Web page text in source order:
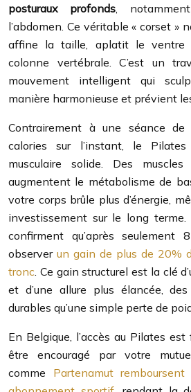
posturaux profonds,
l’abdomen. Ce véritable « corset »
affine la taille, aplatit le
colonne vertébrale. C’est un
mouvement intelligent qui
manière harmonieuse et prévient
Contrairement à une séance
calories sur l’instant, le
musculaire solide. Des
augmentent le métabolisme de
votre corps brûle plus d’énergie,
investissement sur le long terme.
confirment qu’après seulement
observer un gain de plus de 20%
tronc. Ce gain structurel est la clé
et d’une allure plus élancée,
durables qu’une simple perte de
En Belgique, l’accès au Pilates
être encouragé par votre
comme Partenamut